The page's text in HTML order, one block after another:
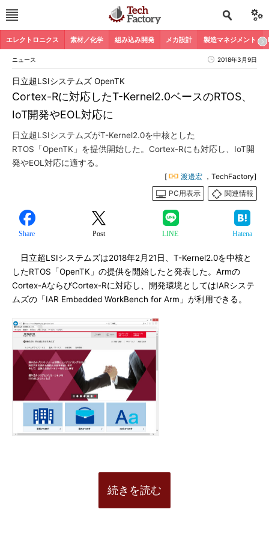
エレクトロニクス 素材／化学 組み込み開発 メカ設計 製造マネジメント
ニュース 2018年3月9日
Cortex-Rに対応したT-Kernel2.0ベースのRTOS、
IoT開発やEOL対応に
日立超LSIシステムズ OpenTK
日立超LSIシステムズがT-Kernel2.0を中核とした
RTOS「OpenTK」を提供開始した。Cortex-Rにも対応し、IoT開
発やEOL対応に適する。
[ 渡邊宏 ，TechFactory]
PC用表示
関連情報
Share Post LINE Hatena
日立超LSIシステムズは2018年2月21日、T-Kernel2.0を中核と
したRTOS「OpenTK」の提供を開始したと発表した。Armの
Cortex-AならびCortex-Rに対応し、開発環境としてはIARシステ
ムズの「IAR Embedded WorkBench for Arm」が利用できる。
続きを読む